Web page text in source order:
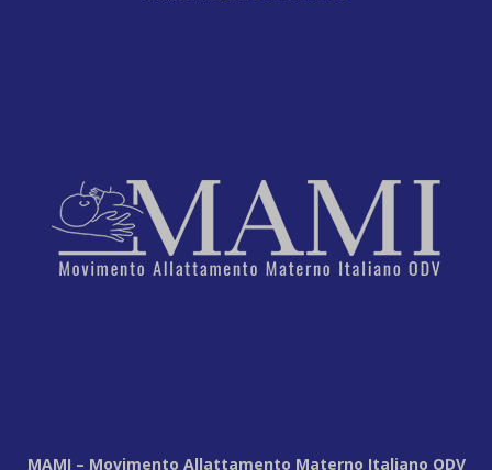
MAMI – Movimento Allattamento Materno Italiano ODV